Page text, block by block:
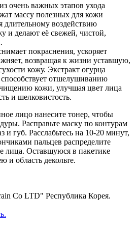
очень важных этапов ухода
массу полезных для кожи
длительному воздействию
и делают её свежей, чистой,
покраснения, ускоряет
возвращая к жизни уставшую,
кожу. Экстракт огурца
способствует отшелушиванию
кожи, улучшая цвет лица
и шелковистость.
лицо нанесите тонер, чтобы
Расправьте маску по контурам
и губ. Расслабьтесь на 10-20 минут,
пальцев распределите
лица. Оставшуюся в пакетике
и область декольте.
Co LTD" Республика Корея.